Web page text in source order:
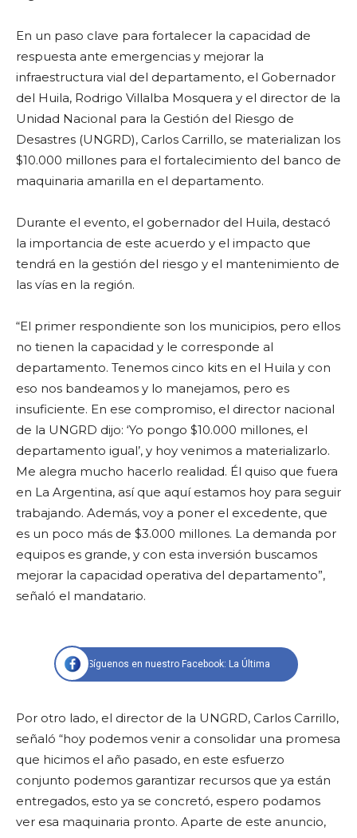
En un paso clave para fortalecer la capacidad de
respuesta ante emergencias y mejorar la
infraestructura vial del departamento, el Gobernador
del Huila, Rodrigo Villalba Mosquera y el director de la
Unidad Nacional para la Gestión del Riesgo de
Desastres (UNGRD), Carlos Carrillo, se materializan los
$10.000 millones para el fortalecimiento del banco de
maquinaria amarilla en el departamento.
Durante el evento, el gobernador del Huila, destacó
la importancia de este acuerdo y el impacto que
tendrá en la gestión del riesgo y el mantenimiento de
las vías en la región.
“El primer respondiente son los municipios, pero ellos
no tienen la capacidad y le corresponde al
departamento. Tenemos cinco kits en el Huila y con
eso nos bandeamos y lo manejamos, pero es
insuficiente. En ese compromiso, el director nacional
de la UNGRD dijo: ‘Yo pongo $10.000 millones, el
departamento igual’, y hoy venimos a materializarlo.
Me alegra mucho hacerlo realidad. Él quiso que fuera
en La Argentina, así que aquí estamos hoy para seguir
trabajando. Además, voy a poner el excedente, que
es un poco más de $3.000 millones. La demanda por
equipos es grande, y con esta inversión buscamos
mejorar la capacidad operativa del departamento”,
señaló el mandatario.
Síguenos en nuestro Facebook: La Última
Por otro lado, el director de la UNGRD, Carlos Carrillo,
señaló “hoy podemos venir a consolidar una promesa
que hicimos el año pasado, en este esfuerzo
conjunto podemos garantizar recursos que ya están
entregados, esto ya se concretó, espero podamos
ver esa maquinaria pronto. Aparte de este anuncio,